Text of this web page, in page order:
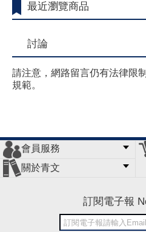
最近瀏覽商品
討論
請注意，網路留言仍有法律限
規範。
會員服務
會員辦法
客服信箱
隱私條款
網站導覽
關於青文
訂閱電子報